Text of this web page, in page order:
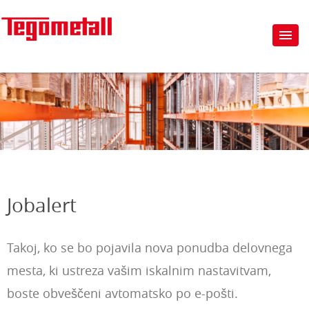
Jobalert
Takoj, ko se bo pojavila nova ponudba delovnega
mesta, ki ustreza vašim iskalnim nastavitvam,
boste obveščeni avtomatsko po e-pošti.